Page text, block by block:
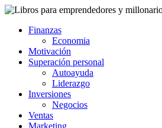
Finanzas
Economia
Motivación
Superación personal
Autoayuda
Liderazgo
Inversiones
Negocios
Ventas
Marketing